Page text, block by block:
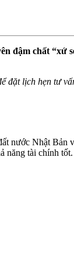
đậm chất “xứ
lịch hẹn tư
nước Nhật Bản
năng tài chính tốt.